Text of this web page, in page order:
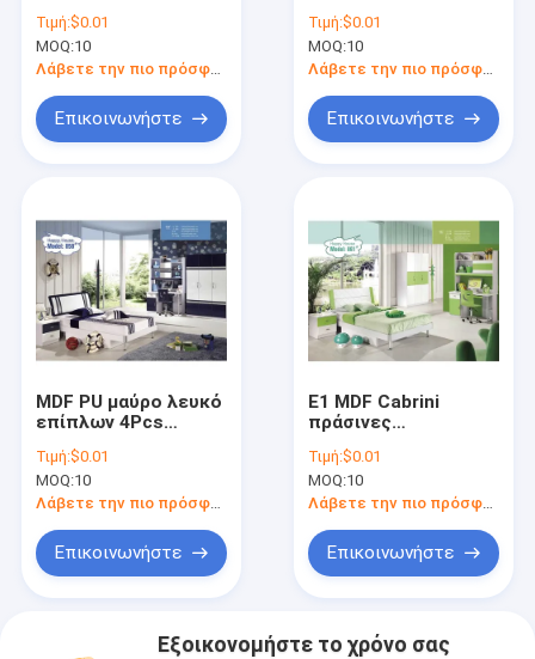
παιδιών
σπάιντερμαν θέτει
2m
Τιμή:$0.01
MOQ:10
Λάβετε την πιο πρόσφατη τιμή
Επικοινωνήστε
κρεβατοκάμαρων
καθορισμένη
Τιμή:$0.01
MOQ:10
Επικοινωνήστε
MDF PU μαύρο λευκό
επίπλων 4Pcs
κρεβατοκάμαρων
παιδιών αγοριών
Τιμή:$0.01
MOQ:10
Λάβετε την πιο πρόσφατη τιμή
Επικοινωνήστε
E1 MDF Cabrini
πράσινες
έπιπλα γωνίες
συνόλων
κρεβατοκάμαρων
Τιμή:$0.01
MOQ:10
Λάβετε την πιο πρόσφατη τιμή
Επικοινωνήστε
Εξοικονομήστε το χρόνο σας